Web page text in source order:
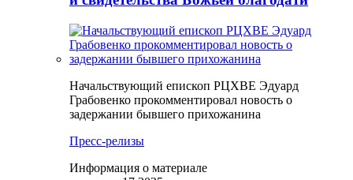
Начальствующий епископ РЦХВЕ Эдуард
Грабовенко прокомментировал новость о
задержании бывшего прихожанина
Пресс-релизы
Информация о материале